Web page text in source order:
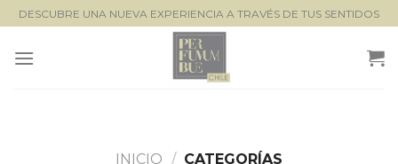
Saltar
al
contenido
DESCUBRE UNA NUEVA EXPERIENCIA A TRAVÉS DE TUS SENTIDOS
INICIO / CATEGORÍAS